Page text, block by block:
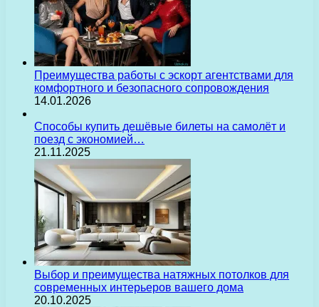
Преимущества работы с эскорт агентствами для
комфортного и безопасного сопровождения
14.01.2026
Способы купить дешёвые билеты на самолёт и
поезд с экономией…
21.11.2025
Выбор и преимущества натяжных потолков для
современных интерьеров вашего дома
20.10.2025